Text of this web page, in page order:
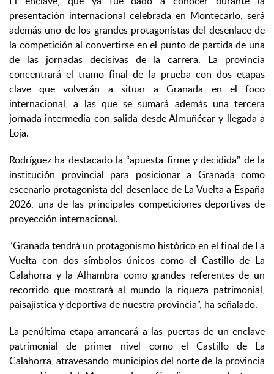
presentación internacional celebrada en Montecarlo, será
además uno de los grandes protagonistas del desenlace de
la competición al convertirse en el punto de partida de una
de las jornadas decisivas de la carrera. La provincia
concentrará el tramo final de la prueba con dos etapas
clave que volverán a situar a Granada en el foco
internacional, a las que se sumará además una tercera
jornada intermedia con salida desde Almuñécar y llegada a
Loja.
Rodríguez ha destacado la “apuesta firme y decidida” de la
institución provincial para posicionar a Granada como
escenario protagonista del desenlace de La Vuelta a España
2026, una de las principales competiciones deportivas de
proyección internacional.
“Granada tendrá un protagonismo histórico en el final de La
Vuelta con dos símbolos únicos como el Castillo de La
Calahorra y la Alhambra como grandes referentes de un
recorrido que mostrará al mundo la riqueza patrimonial,
paisajística y deportiva de nuestra provincia”, ha señalado.
La penúltima etapa arrancará a las puertas de un enclave
patrimonial de primer nivel como el Castillo de La
Calahorra, atravesando municipios del norte de la provincia